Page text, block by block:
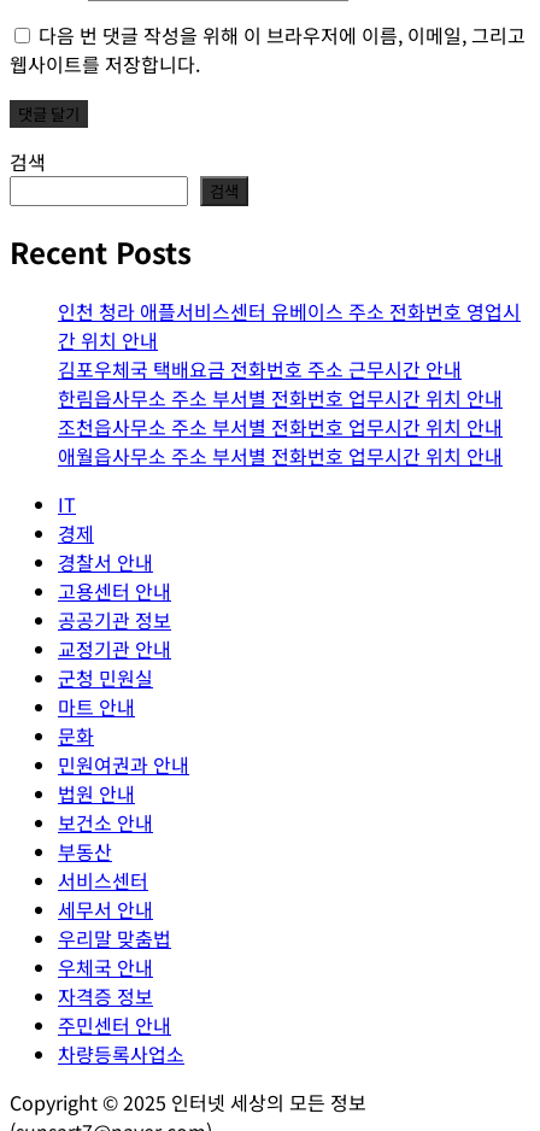
다음 번 댓글 작성을 위해 이 브라우저에 이름, 이메일, 그리고
웹사이트를 저장합니다.
검색
검색
Recent Posts
인천 청라 애플서비스센터 유베이스 주소 전화번호 영업시
간 위치 안내
김포우체국 택배요금 전화번호 주소 근무시간 안내
한림읍사무소 주소 부서별 전화번호 업무시간 위치 안내
조천읍사무소 주소 부서별 전화번호 업무시간 위치 안내
애월읍사무소 주소 부서별 전화번호 업무시간 위치 안내
IT
경제
경찰서 안내
고용센터 안내
공공기관 정보
교정기관 안내
군청 민원실
마트 안내
문화
민원여권과 안내
법원 안내
보건소 안내
부동산
서비스센터
세무서 안내
우리말 맞춤법
우체국 안내
자격증 정보
주민센터 안내
차량등록사업소
Copyright © 2025 인터넷 세상의 모든 정보